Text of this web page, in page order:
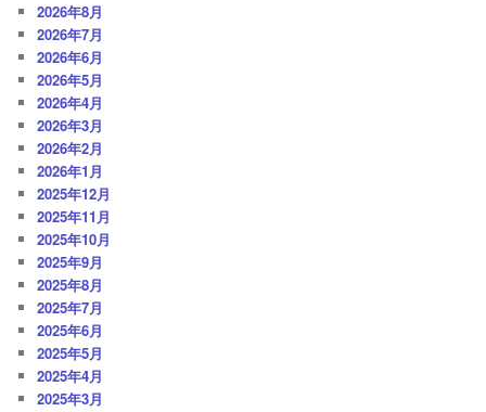
ー
シ
ョ
ン
2026年8月
2026年7月
2026年6月
2026年5月
2026年4月
2026年3月
2026年2月
2026年1月
2025年12月
2025年11月
2025年10月
2025年9月
2025年8月
2025年7月
2025年6月
2025年5月
2025年4月
2025年3月